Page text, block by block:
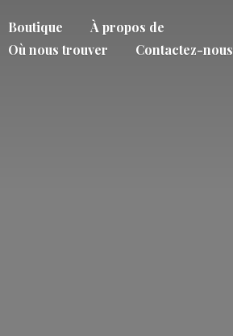
Boutique
À propos de
Où nous trouver
Contactez-nous